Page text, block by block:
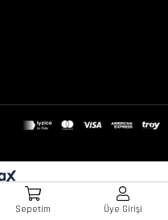
Sepetim Üye Girişi